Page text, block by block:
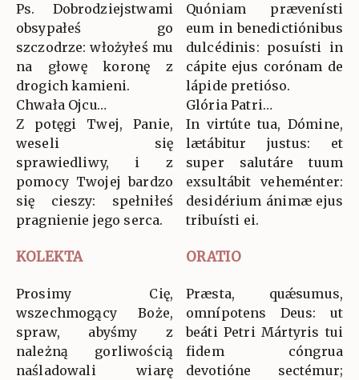
Ps. Dobrodziejstwami
obsypałeś go
szczodrze: włożyłeś mu
na głowę koronę z
drogich kamieni.
Chwała Ojcu…
Z potęgi Twej, Panie,
weseli się
sprawiedliwy, i z
pomocy Twojej bardzo
się cieszy: spełniłeś
pragnienie jego serca.
Quóniam prævenísti
eum in benedictiónibus
dulcédinis: posuísti in
cápite ejus corónam de
lápide pretióso.
Glória Patri…
In virtúte tua, Dómine,
lætábitur justus: et
super salutáre tuum
exsultábit veheménter:
desidérium ánimæ ejus
tribuísti ei.
KOLEKTA ORATIO
Prosimy Cię,
wszechmogący Boże,
spraw, abyśmy z
należną gorliwością
naśladowali wiarę
Præsta, quǽsumus,
omnípotens Deus: ut
beáti Petri Mártyris tui
fidem cóngrua
devotióne sectémur;